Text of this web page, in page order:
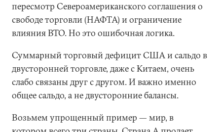
пересмотр Североамериканского соглашения о
свободе торговли (НАФТА) и ограничение
влияния ВТО. Но это ошибочная логика.
Суммарный торговый дефицит США и сальдо в
двусторонней торговле, даже с Китаем, очень
слабо связаны друг с другом. И важно именно
общее сальдо, а не двусторонние балансы.
Возьмем упрощенный пример — мир, в